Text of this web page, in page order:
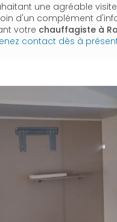
une agréable
d'un complément
votre chauffagiste à
contact dès à